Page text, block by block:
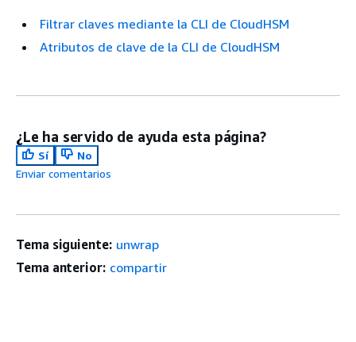
Filtrar claves mediante la CLI de CloudHSM
Atributos de clave de la CLI de CloudHSM
¿Le ha servido de ayuda esta página?
Sí
No
Enviar comentarios
Tema siguiente: unwrap
Tema anterior: compartir